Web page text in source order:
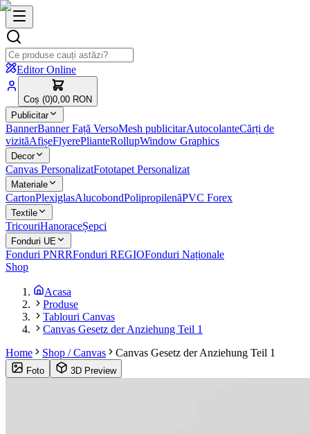
Editor Online
Coș (0)0,00 RON
Publicitar
BannerBanner Față VersoMesh publicitarAutocolanteCărți de
vizităAfișeFlyerePlianteRollupWindow Graphics
Decor
Canvas PersonalizatFototapet Personalizat
Materiale
CartonPlexiglasAlucobondPolipropilenăPVC Forex
Textile
TricouriHanoraceȘepci
Fonduri UE
Fonduri PNRRFonduri REGIOFonduri Naționale
Shop
Acasa
Produse
Tablouri Canvas
Canvas Gesetz der Anziehung Teil 1
Home
Shop / Canvas Canvas Gesetz der Anziehung Teil 1
Foto 3D Preview